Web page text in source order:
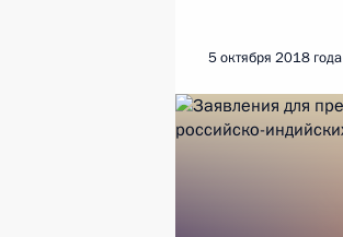
5 октября 2018 года